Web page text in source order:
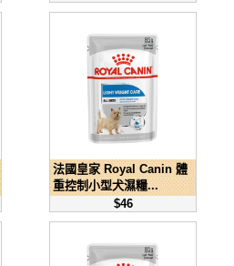
法國皇家 Royal Canin 體
重控制小型犬濕糧...
$46